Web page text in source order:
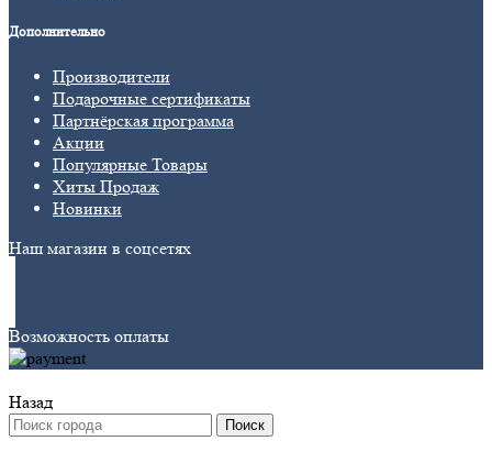
Дополнительно
Производители
Подарочные сертификаты
Партнёрская программа
Акции
Популярные Товары
Хиты Продаж
Новинки
Наш магазин в соцсетях
Возможность оплаты
Назад
Поиск